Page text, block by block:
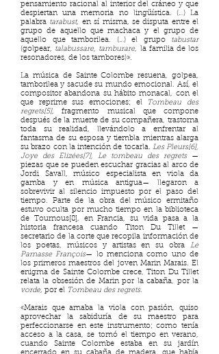
pensamiento racional al interior del cráneo y que
despiertan una memoria no lingüística. (…) La
palabra tarabust, en sí misma, se disputa entre el
grupo de aquello que machaca y el grupo de
aquello que tamborilea. (…) el grupo tabustar
(golpear, talabussare, tamburare, la familia de los
resonadores, de los tambores)».
La música de Sainte Colombe resuena, golpea,
tamborilea y sacude su mundo emocional. Así, el
compositor abandona su hábito monacal, con el
que reprime sus emociones; el
Tombeau des
regrets[5],
fragmento musical que compone
después de la muerte de su compañera, trastorna
toda su realidad, llevándolo a enfrentar al
fantasma de su esposa y tiembla mientras alarga
su brazo con la intención de tocarla. Les Pleurs[6],
Joye des Elizées[7], Le tombeau des regrets—
piezas que se pueden escuchar gracias al arco de
Jordi Savall, músico especialista en viola da
gamba y en música antigua— llegaron a
sobrevivir al silencio impuesto por el paso del
tiempo. Parte de la obra del músico ermitaño
estuvo oculta por mucho tiempo en la biblioteca
de Tournous[8], en Francia, su vida pasa a la
historia francesa cuando Titon Du Tillet —
secretario de la corte que recopila información de
los poetas, músicos y artistas en su obra Le
Parnasse François— lo menciona como uno de
los primeros maestros del joven Marin Marais. El
enigma de Sainte Colombe crece, Titon Du Tillet
relata la obsesión de Marin por la cabaña, por la
vorde, por el Tombeau des regrets.
«Marais que amaba la viola con pasión, quiso
aprovechar la sabiduría de su maestro para
perfeccionarse en este instrumento; como tenía
acceso a la casa, se tomó el tiempo en verano,
cuando Sainte Colombe estaba en su jardín